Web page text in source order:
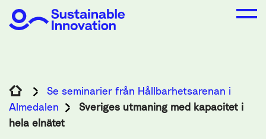
Se seminarier från Hållbarhetsarenan i
Almedalen
Sveriges utmaning med kapacitet i
hela elnätet